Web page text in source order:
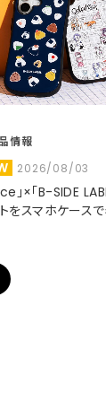
情報
2026/08/03
」×「B-SIDE
をスマホケース